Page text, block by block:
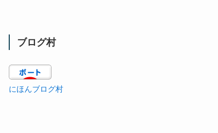
ブログ村
にほんブログ村